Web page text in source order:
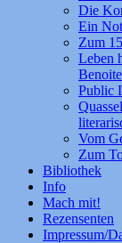
Die
Ein
Zum
Leben
Public
Vom
Zum
Bibliothek
Info
Mach mit!
Rezensenten
Impressum/